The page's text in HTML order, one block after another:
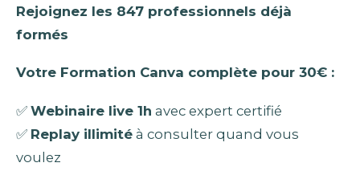
Rejoignez les 847 professionnels déjà
formés
Votre Formation Canva complète pour 30€ :
✅ Webinaire live 1h avec expert certifié
✅ Replay illimité à consulter quand vous
voulez